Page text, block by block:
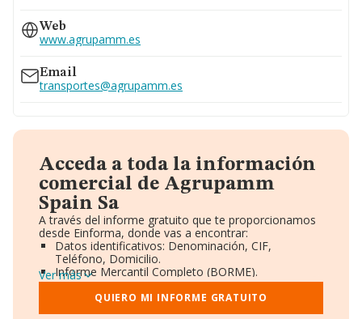
Web
www.agrupamm.es
Email
transportes@agrupamm.es
Acceda a toda la información
comercial de Agrupamm
Spain Sa
A través del informe gratuito que te proporcionamos
desde Einforma, donde vas a encontrar:
Datos identificativos: Denominación, CIF,
Teléfono, Domicilio.
Informe Mercantil Completo (BORME).
Gráficos de Evolución Ventas y Empleados.
Consejo de Administración y Administradores.
Directivos y Ejecutivos.
Ver más
QUIERO MI INFORME GRATUITO